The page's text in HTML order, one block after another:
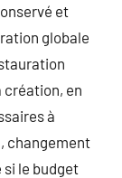
et
globale
création, en
à
changement
si le budget